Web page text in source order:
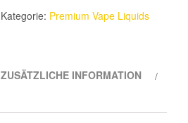
Kategorie: Premium Vape Liquids
ZUSÄTZLICHE INFORMATION